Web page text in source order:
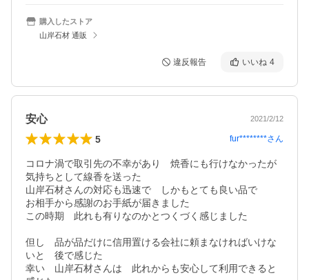
購入したストア
山岸石材 通販
違反報告 いいね 4
安心 2021/2/12
5 fur********さん
コロナ渦で取引先の不幸があり　焼香にも行けなかったが
気持ちとして線香を送った
山岸石材さんの対応も迅速で　しかもとても良い品で
お相手から感謝のお手紙が届きました
この時期　此れも有りなのかとつくづく感じました
但し　品が品だけに信用置ける会社に頼まなければいけな
いと　後で感じた
幸い　山岸石材さんは　此れからも安心して利用できると